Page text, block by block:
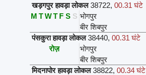
खड़गपुर हावड़ा लोकल 38722, 00.31 घंटे
M TWT F S S भोगपुर
बीर शिबपुर
पंसकुरा हावड़ा लोकल 38440, 00.31 घंटे
रोज़
भोगपुर
बीर शिबपुर
मिदनापोर हावड़ा लोकल 38822, 00.34 घंटे